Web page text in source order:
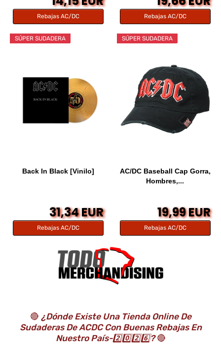
Rebajas AC/DC Rebajas AC/DC
SÚPER SUDADERA
Back In Black [Vinilo]
31,34 EUR
Rebajas AC/DC
SÚPER SUDADERA
AC/DC Baseball Cap Gorra,
Hombres,...
19,99 EUR
Rebajas AC/DC
🔴 ¿Dónde Existe Una Tienda Online De
Sudaderas De ACDC Con Buenas Rebajas En
Nuestro País-2️⃣0️⃣2️⃣6️⃣?🔴